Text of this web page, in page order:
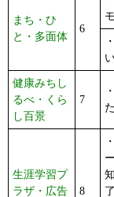
まち・ひ
と・多面体
6
健康みちし
るべ・くら
し百景
7
生涯学習プ
ラザ・広告
8